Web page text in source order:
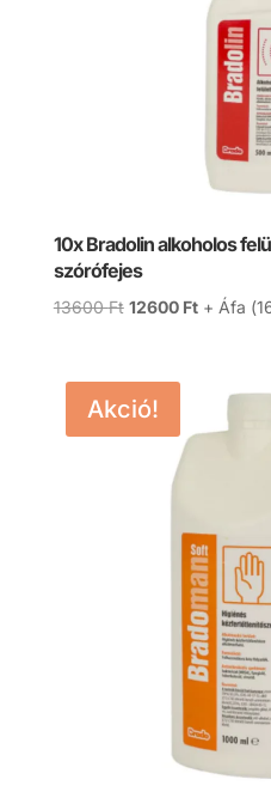
10x Bradolin alkoholos
szórófejes
13600Ft Original
13600 Ft.
12600 FtCurrent
12600 Ft.
+ Áfa (
Akció!